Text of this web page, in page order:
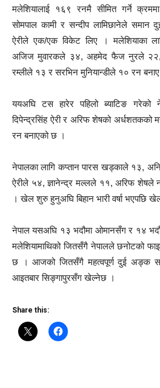
मलेशियालाई १६९ रनमै सीमित गर्ने
सोमपाल कामी र सन्दीप लामिछानेले समान
ऐरीले एक/एक विकेट लिए । मलेशियाका
अजिज मुवारकले ३४, अहमेद फैज नुरले २२,
रम्लीले १३ र सरभिन मुनियान्डीले १० रन
ययअघि टस हारेर पहिलो ब्याटिङ गरेको
दिपेन्द्रसिंह ऐरी र अरिफ शेषको अर्धशतकको
रन बनाएको छ ।
नेपालका लागि कप्तान पारस खड्काले १३,
ऐरीले ५४, ज्ञानेन्द्र मल्लले ११, अरिफ
। खेल शुरु हुनुअघि बिहान भारी वर्षा भएपछि
नेपाल यसअघि १३ भदौमा ओमानसँग र १४
मलेशियामाथिको जितसँगै नेपालले छनोटको
छ । आजको जितसँगै महत्वपूर्ण दुई अङ्क
आइतबार सिङ्गापुरसँग खेल्नेछ ।
Share this: